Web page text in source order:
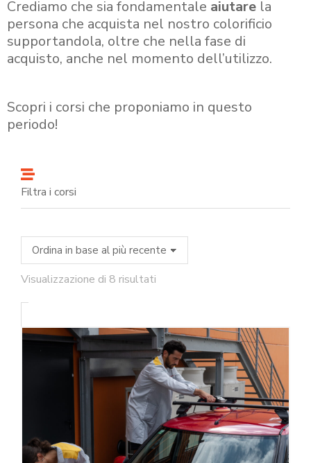
Crediamo che sia fondamentale aiutare la
persona che acquista nel nostro colorificio
supportandola, oltre che nella fase di
acquisto, anche nel momento dell’utilizzo.
Scopri i corsi che proponiamo in questo
periodo!
Filtra i corsi
Visualizzazione di 8 risultati